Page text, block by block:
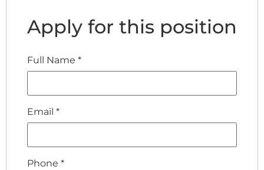
Apply for this position
Full Name *
Email *
Phone *